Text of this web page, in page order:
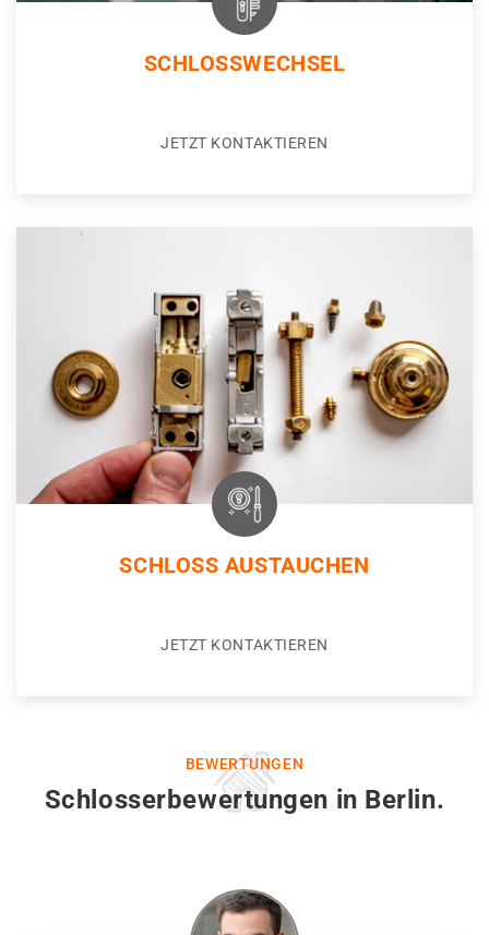
SCHLOSSWECHSEL
JETZT KONTAKTIEREN
SCHLOSS AUSTAUCHEN
JETZT KONTAKTIEREN
BEWERTUNGEN
Schlosserbewertungen in Berlin.